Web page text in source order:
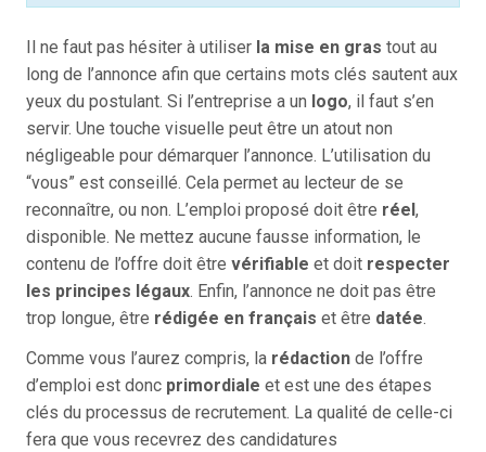
Il ne faut pas hésiter à utiliser la mise en gras tout au
long de l’annonce afin que certains mots clés sautent aux
yeux du postulant. Si l’entreprise a un logo, il faut s’en
servir. Une touche visuelle peut être un atout non
négligeable pour démarquer l’annonce. L’utilisation du
“vous” est conseillé. Cela permet au lecteur de se
reconnaître, ou non. L’emploi proposé doit être réel,
disponible. Ne mettez aucune fausse information, le
contenu de l’offre doit être vérifiable et doit respecter
les principes légaux. Enfin, l’annonce ne doit pas être
trop longue, être rédigée en français et être datée.
Comme vous l’aurez compris, la rédaction de l’offre
d’emploi est donc primordiale et est une des étapes
clés du processus de recrutement. La qualité de celle-ci
fera que vous recevrez des candidatures